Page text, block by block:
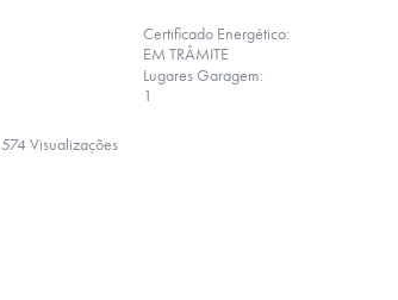
Certificado Energético:
EM TRÂMITE
Lugares Garagem:
1
574 Visualizações